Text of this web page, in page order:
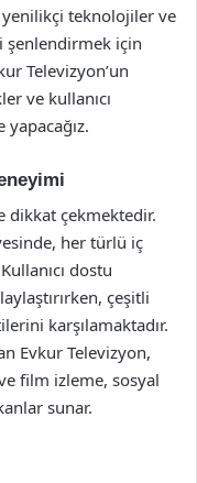
teknolojiler ve
şenlendirmek için
Televizyon’un
ve kullanıcı
dikkat çekmektedir.
her türlü iç
dostu
çeşitli
karşılamaktadır.
Evkur Televizyon,
film izleme, sosyal
sunar.